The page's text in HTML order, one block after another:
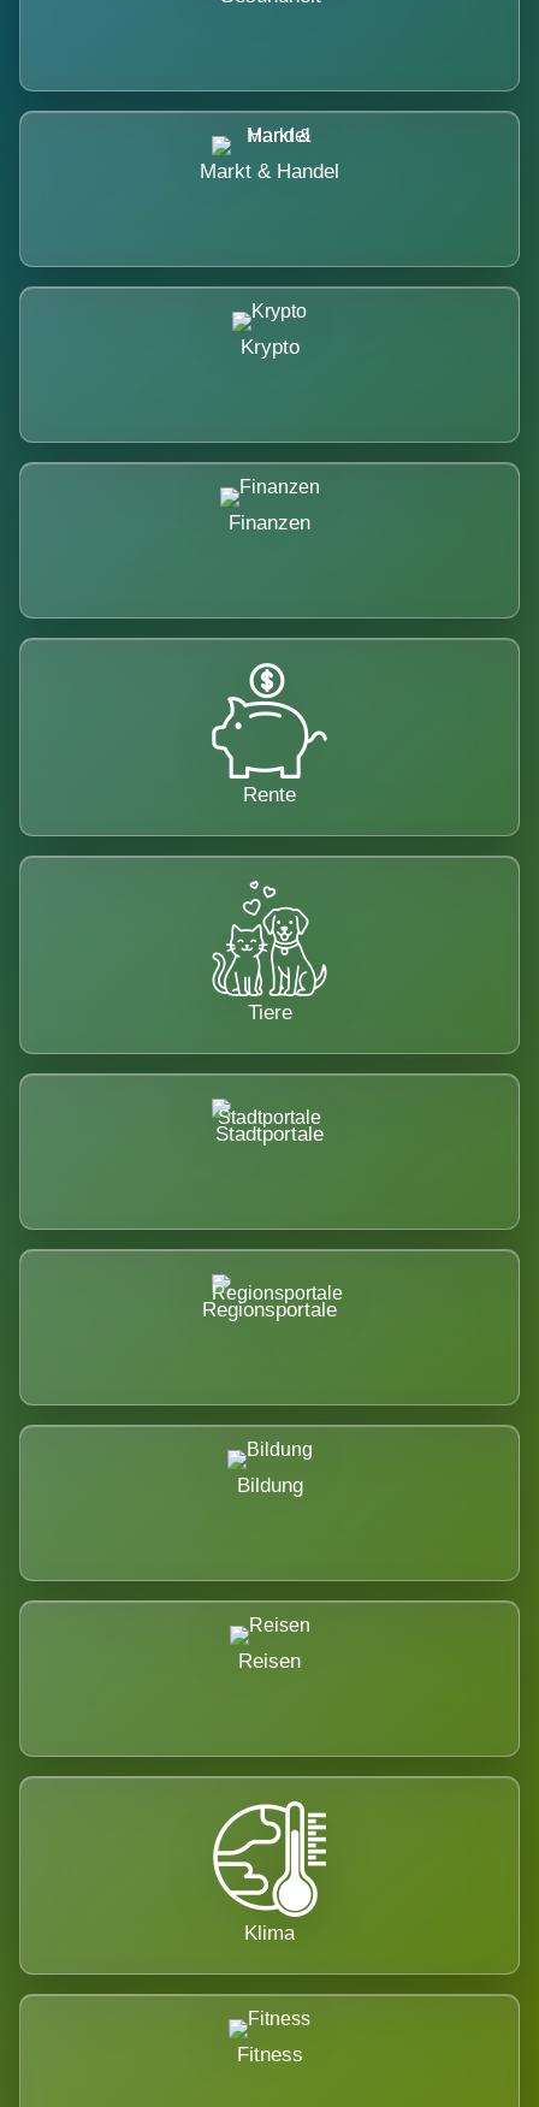
Markt & Handel
Krypto
Finanzen
Rente
Tiere
Stadtportale
Regionsportale
Bildung
Reisen
Klima
Fitness